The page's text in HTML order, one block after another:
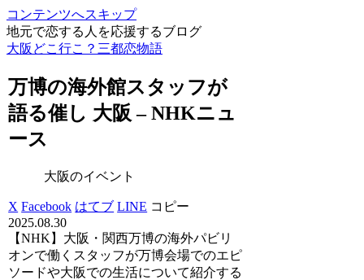
コンテンツへスキップ
地元で恋する人を応援するブログ
大阪どこ行こ？三都恋物語
万博の海外館スタッフが
語る催し 大阪 – NHKニュ
ース
大阪のイベント
X Facebook はてブ LINE コピー
2025.08.30
【NHK】大阪・関西万博の海外パビリ
オンで働くスタッフが万博会場でのエピ
ソードや大阪での生活について紹介する